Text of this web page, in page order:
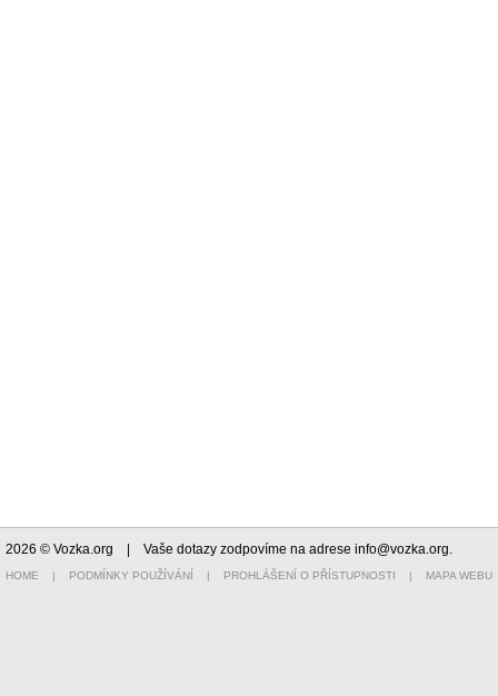
2026 © Vozka.org | Vaše dotazy zodpovíme na adrese info@vozka.org.
HOME | PODMÍNKY POUŽÍVÁNÍ | PROHLÁŠENÍ O PŘÍSTUPNOSTI | MAPA WEBU